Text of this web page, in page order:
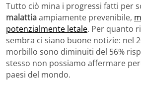
Tutto ciò mina i progressi fatti per
malattiaampiamente prevenibile,
potenzialmente letale. Per quanto
sembra ci siano buone notizie: nel
morbillo sono diminuiti del 56%
stesso non possiamo affermare
paesi del mondo.